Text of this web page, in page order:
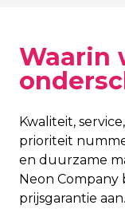
Waarin
Kwaliteit,
prioriteit
en duurzame
Neon Company
prijsgarantie